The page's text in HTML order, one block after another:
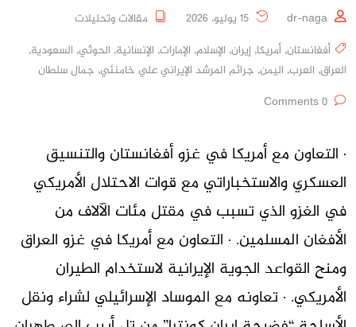
dr-naga
مقالات وتحليلات
أفغانستان, أمريكا, إيران, الإسلام, الإمارات, الإنسانية, الحوثي, السعودية,
العراق, العرب, اليمن, جرائم المرشد الإيراني علي خامنئي, جمال سلطان
· التعاون مع أمريكا في غزو أفغانستان والتنسيق
العسكري والاستخباراتي مع قوات الاحتلال الأمريكي
في الغزو الذي تسبب في مقتل مئات الآلاف من
الأفغان المسلمين. · التعاون مع أمريكا في غزو العراق
ومنح القواعد الجوية الإيرانية لاستخدام الطيران
الأمريكي. · تعاونه مع الموساد الإسرائيلي لشراء ونقل